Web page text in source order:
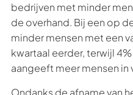
bedrijven met minder
de overhand. Bij een op
minder mensen met een
kwartaal eerder, terwijl
aangeeft meer mensen
Ondanks de afname van